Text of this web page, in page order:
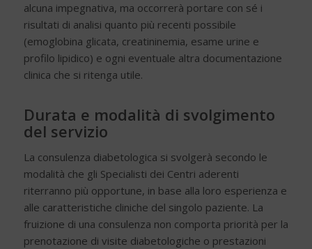
alcuna impegnativa, ma occorrerà portare con sé i
risultati di analisi quanto più recenti possibile
(emoglobina glicata, creatininemia, esame urine e
profilo lipidico) e ogni eventuale altra documentazione
clinica che si ritenga utile.
Durata e modalità di svolgimento
del servizio
La consulenza diabetologica si svolgerà secondo le
modalità che gli Specialisti dei Centri aderenti
riterranno più opportune, in base alla loro esperienza e
alle caratteristiche cliniche del singolo paziente. La
fruizione di una consulenza non comporta priorità per la
prenotazione di visite diabetologiche o prestazioni